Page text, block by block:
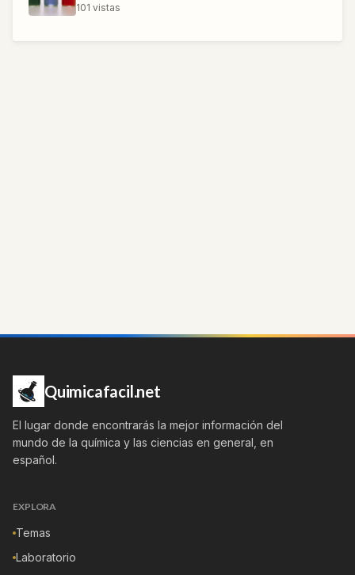
101 vistas
Quimicafacil.net
El lugar donde encontrarás la mejor información del
mundo de la química y las ciencias en general, en
español.
EXPLORA
Temas
Laboratorio